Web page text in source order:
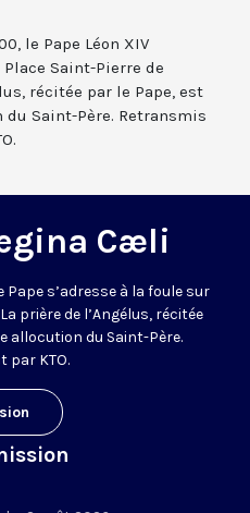
le Pape Léon XIV
Saint-Pierre de
récitée par le Pape, est
du Saint-Père. Retransmis
Cæli
Pape s’adresse à la foule sur
prière de l’Angélus, récitée
allocution du Saint-Père.
par KTO.